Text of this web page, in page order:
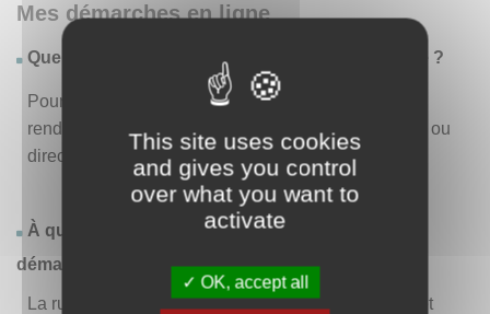
This site uses cookies
and gives you control
over what you want to
activate
OK, accept all
Mes démarches en ligne
Quelles sont les démarches disponibles en ligne ?
Pour consulter la liste des démarches disponibles,
rendez-vous dans le menu « Liste des démarches » ou
directement en page d’accueil.
À quoi correspond la rubrique « Effectuer une
démarche » ?
La rubrique « Effectuer une démarche » vous permet